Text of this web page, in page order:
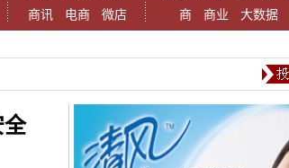
商讯
电商 微店
商
商业 大数据
全